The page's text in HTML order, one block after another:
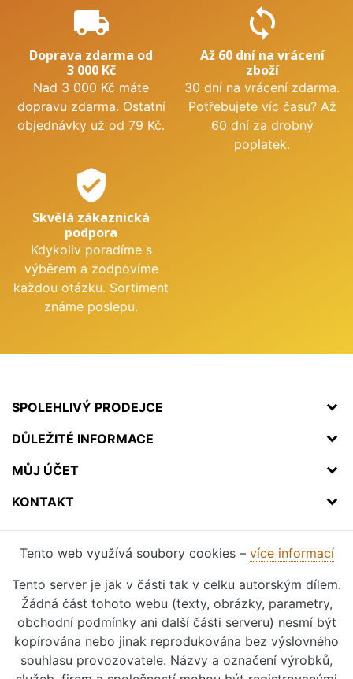
local_shipping
Doprava zdarma od
3 000 Kč
Nad 3 000 Kč máte
dopravu zdarma. Ostatní
objednávky už od 79 Kč.
sync
Až 60 dní na vrácení
zboží
30 dní na vrácení zdarma.
Potřebujete víc času? Až
60 dní za drobný
poplatek.
verified_user
Skvělá zákaznická
podpora
Kdykoliv poradíme s
výběrem a zodpovíme
každou otázku. Sortiment
známe poslepu.
SPOLEHLIVÝ PRODEJCE
DŮLEŽITÉ INFORMACE
MŮJ ÚČET
KONTAKT
Tento web využívá soubory cookies – více informací
Tento server je jak v části tak v celku autorským dílem.
Žádná část tohoto webu (texty, obrázky, parametry,
obchodní podmínky ani další části serveru) nesmí být
kopírována nebo jinak reprodukována bez výslovného
souhlasu provozovatele. Názvy a označení výrobků,